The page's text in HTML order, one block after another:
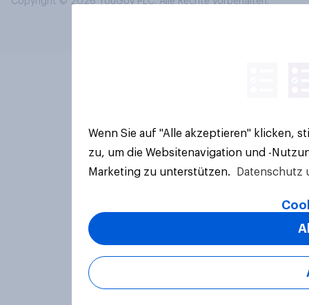
Wenn Sie auf "Alle akzeptieren" klicken,
zu, um die Websitenavigation und -
Marketing zu unterstützen.
Datenschutz